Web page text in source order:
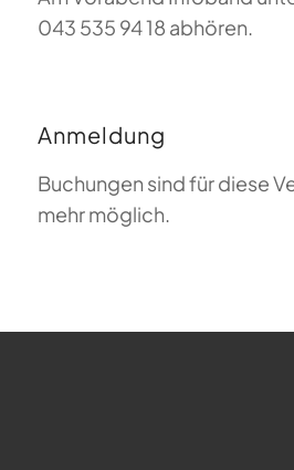
043 535 94 18 abhören.
Anmeldung
Buchungen sind für diese
mehr möglich.